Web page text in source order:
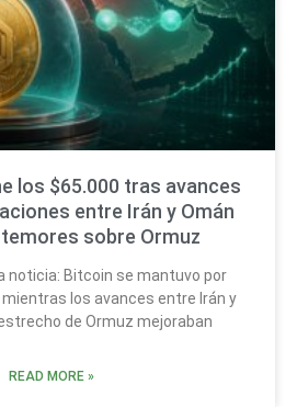
los $65.000 tras avances
entre Irán y Omán
sobre Ormuz
noticia: Bitcoin se mantuvo por
los avances entre Irán y
de Ormuz mejoraban
READ MORE »